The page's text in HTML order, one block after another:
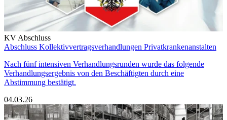
KV Abschluss
Abschluss Kollektivvertragsverhandlungen Privatkrankenanstalten
Nach fünf intensiven Verhandlungsrunden wurde das folgende
Verhandlungsergebnis von den Beschäftigten durch eine
Abstimmung bestätigt.
04.03.26